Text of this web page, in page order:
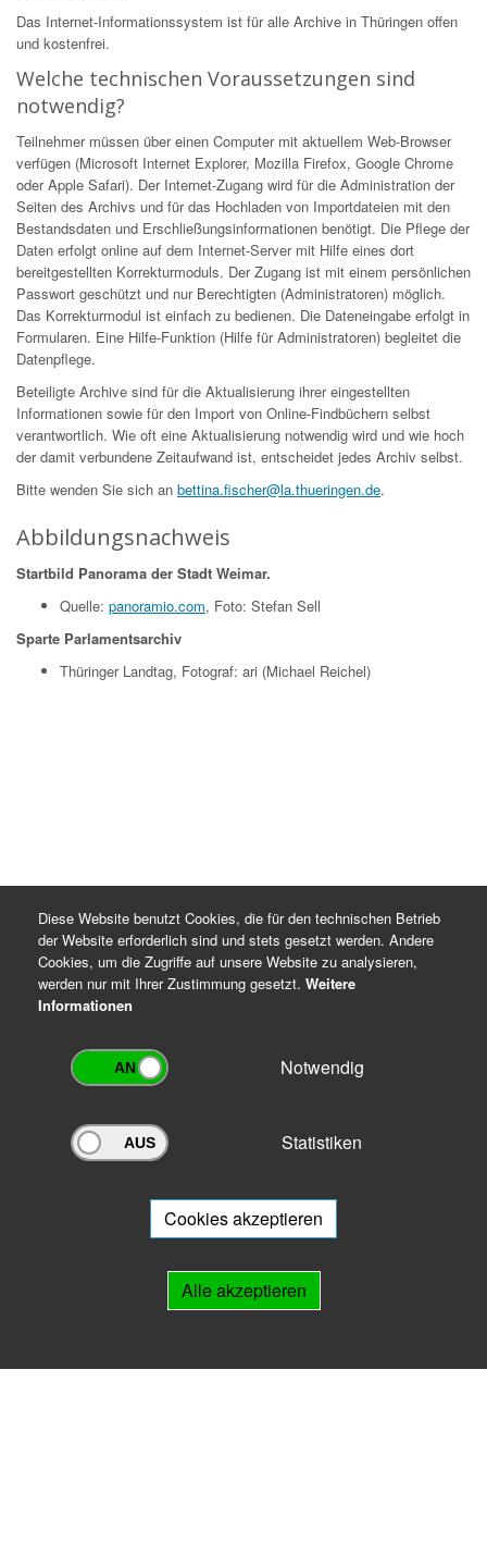
Das Internet-Informationssystem ist für alle Archive in Thüringen offen
und kostenfrei.
Welche technischen Voraussetzungen sind
notwendig?
Teilnehmer müssen über einen Computer mit aktuellem Web-Browser
verfügen (Microsoft Internet Explorer, Mozilla Firefox, Google Chrome
oder Apple Safari). Der Internet-Zugang wird für die Administration der
Seiten des Archivs und für das Hochladen von Importdateien mit den
Bestandsdaten und Erschließungsinformationen benötigt. Die Pflege der
Daten erfolgt online auf dem Internet-Server mit Hilfe eines dort
bereitgestellten Korrekturmoduls. Der Zugang ist mit einem persönlichen
Passwort geschützt und nur Berechtigten (Administratoren) möglich.
Das Korrekturmodul ist einfach zu bedienen. Die Dateneingabe erfolgt in
Formularen. Eine Hilfe-Funktion (Hilfe für Administratoren) begleitet die
Datenpflege.
Beteiligte Archive sind für die Aktualisierung ihrer eingestellten
Informationen sowie für den Import von Online-Findbüchern selbst
verantwortlich. Wie oft eine Aktualisierung notwendig wird und wie hoch
der damit verbundene Zeitaufwand ist, entscheidet jedes Archiv selbst.
Bitte wenden Sie sich an bettina.fischer@la.thueringen.de.
Abbildungsnachweis
Startbild Panorama der Stadt Weimar.
Quelle: panoramio.com, Foto: Stefan Sell
Sparte Parlamentsarchiv
Thüringer Landtag, Fotograf: ari (Michael Reichel)
Archivportal Thüringen
Ihnen beratend zur Seite.
Diese Website benutzt Cookies, die für den technischen Betrieb
der Website erforderlich sind und stets gesetzt werden. Andere
Cookies, um die Zugriffe auf unsere Website zu analysieren,
werden nur mit Ihrer Zustimmung gesetzt. Weitere
Informationen
Notwendig
Statistiken
Cookies akzeptieren
Alle akzeptieren